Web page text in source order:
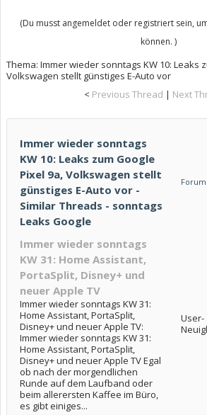
(Du musst angemeldet oder registriert sein,
können. )
Thema: Immer wieder sonntags KW 10: Leaks
Volkswagen stellt günstiges E-Auto vor
< Previous Thread | Next
Immer wieder sonntags
KW 10: Leaks zum Google
Pixel 9a, Volkswagen stellt
günstiges E-Auto vor -
Similar Threads - sonntags
Leaks Google
Forum
Immer wieder sonntags
KW 31: Home Assistant,
PortaSplit, Disney+ und
neuer Apple TV
Immer wieder sonntags KW 31:
Home Assistant, PortaSplit,
Disney+ und neuer Apple TV:
Immer wieder sonntags KW 31:
Home Assistant, PortaSplit,
Disney+ und neuer Apple TV Egal
ob nach der morgendlichen
Runde auf dem Laufband oder
beim allerersten Kaffee im Büro,
es gibt einiges...
User-